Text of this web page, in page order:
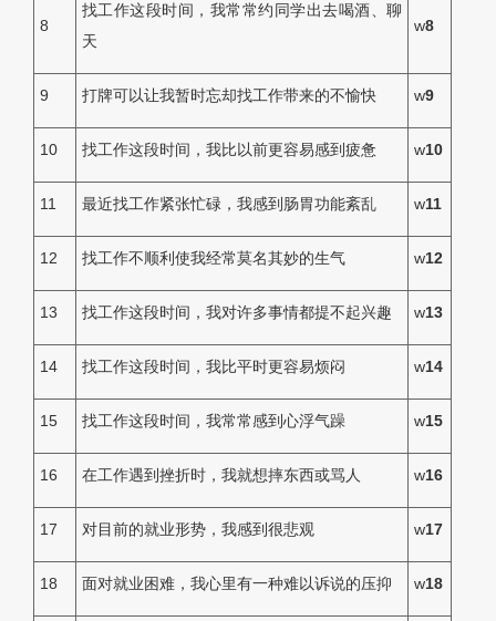
8
找工作这段时间，我常常约同学出去喝酒、聊
天
w8
9 打牌可以让我暂时忘却找工作带来的不愉快 w9
10 找工作这段时间，我比以前更容易感到疲惫 w10
11 最近找工作紧张忙碌，我感到肠胃功能紊乱 w11
12 找工作不顺利使我经常莫名其妙的生气 w12
13 找工作这段时间，我对许多事情都提不起兴趣 w13
14 找工作这段时间，我比平时更容易烦闷 w14
15 找工作这段时间，我常常感到心浮气躁 w15
16 在工作遇到挫折时，我就想摔东西或骂人 w16
17 对目前的就业形势，我感到很悲观 w17
18 面对就业困难，我心里有一种难以诉说的压抑 w18